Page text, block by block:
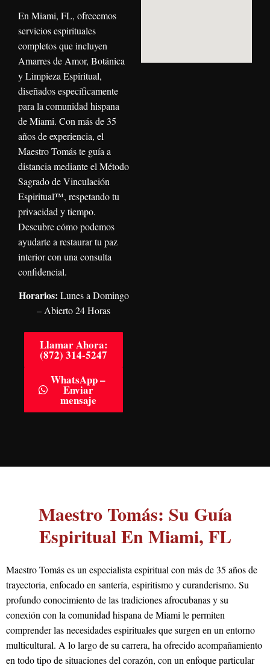
En Miami, FL, ofrecemos
servicios espirituales
completos que incluyen
Amarres de Amor, Botánica
y Limpieza Espiritual,
diseñados específicamente
para la comunidad hispana
de Miami. Con más de 35
años de experiencia, el
Maestro Tomás te guía a
distancia mediante el Método
Sagrado de Vinculación
Espiritual™, respetando tu
privacidad y tiempo.
Descubre cómo podemos
ayudarte a restaurar tu paz
interior con una consulta
confidencial.
Horarios: Lunes a Domingo
– Abierto 24 Horas
Llamar Ahora:
(872) 314-5247
WhatsApp –
Enviar
mensaje
Maestro Tomás: Su Guía
Espiritual En Miami, FL
Maestro Tomás es un especialista espiritual con más de 35 años de
trayectoria, enfocado en santería, espiritismo y curanderismo. Su
profundo conocimiento de las tradiciones afrocubanas y su
conexión con la comunidad hispana de Miami le permiten
comprender las necesidades espirituales que surgen en un entorno
multicultural. A lo largo de su carrera, ha ofrecido acompañamiento
en todo tipo de situaciones del corazón, con un enfoque particular